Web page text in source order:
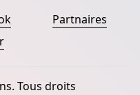
Partnaires
Tous droits